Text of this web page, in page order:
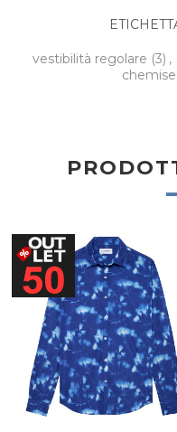
vestibilità regolare (3) ,